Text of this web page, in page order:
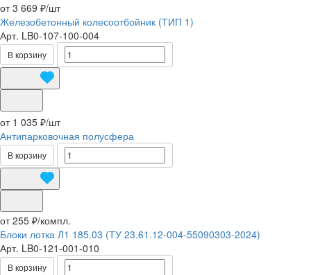
от 3 669 ₽/шт
Железобетонный колесоотбойник (ТИП 1)
Арт. LB0-107-100-004
В корзину
от 1 035 ₽/шт
Антипарковочная полусфера
В корзину
от 255 ₽/компл.
Блоки лотка Л1 185.03 (ТУ 23.61.12-004-55090303-2024)
Арт. LB0-121-001-010
В корзину